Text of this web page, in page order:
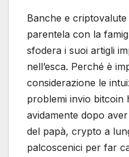
Banche e
parentela con la
sfodera i suoi artigli
nell’esca. Perché è
considerazione le
problemi invio bitcoin
avidamente dopo aver
del papà, crypto a
palcoscenici per far